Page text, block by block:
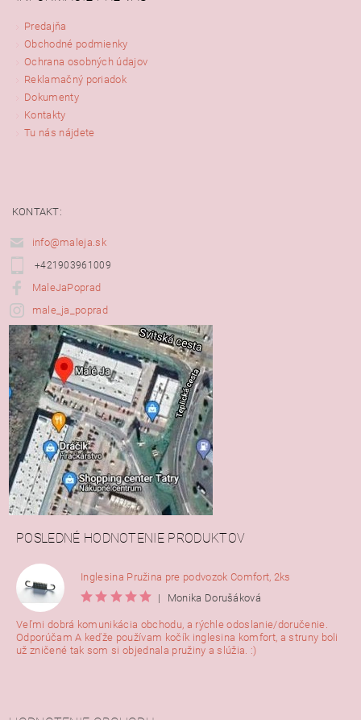
Predajňa
Obchodné podmienky
Ochrana osobných údajov
Reklamačný poriadok
Dokumenty
Kontakty
Tu nás nájdete
KONTAKT:
info@maleja.sk
+421903961009
MaleJaPoprad
male_ja_poprad
POSLEDNÉ HODNOTENIE PRODUKTOV
Inglesina Pružina pre podvozok Comfort, 2ks
|
Monika Dorušáková
Veľmi dobrá komunikácia obchodu, a rýchle odoslanie/doručenie.
Odporúčam A keďže používam kočík inglesina komfort, a struny boli
už zničené tak som si objednala pružiny a slúžia. :)